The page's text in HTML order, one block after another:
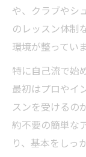
化
ゴルフ練
ゴルフ
要因
出水
善術
苦手
ド
や、クラブやシ
のレッスン体制
環境が整っていま
特に自己流で始
最初はプロやイ
スンを受けるの
約不要の簡単な
り、基本をしっ